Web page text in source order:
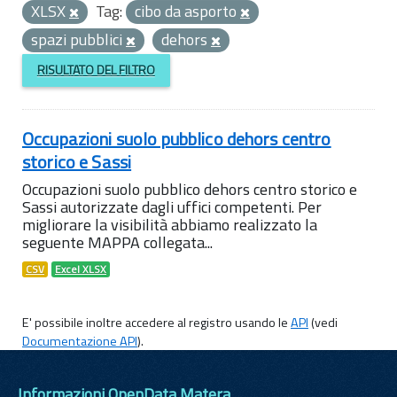
XLSX
Tag: cibo da asporto
spazi pubblici
dehors
RISULTATO DEL FILTRO
Occupazioni suolo pubblico dehors centro
storico e Sassi
Occupazioni suolo pubblico dehors centro storico e
Sassi autorizzate dagli uffici competenti. Per
migliorare la visibilità abbiamo realizzato la
seguente MAPPA collegata...
CSV Excel XLSX
E' possibile inoltre accedere al registro usando leAPI(vedi
Documentazione API).